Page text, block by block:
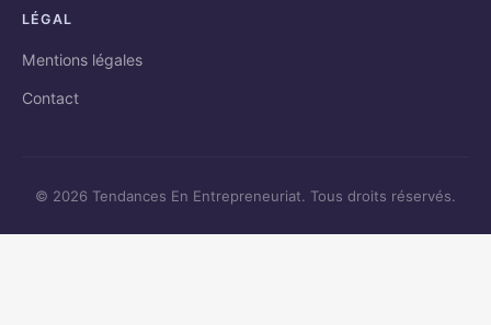
LÉGAL
Mentions légales
Contact
© 2026 Tendances En Entrepreneuriat. Tous droits réservés.